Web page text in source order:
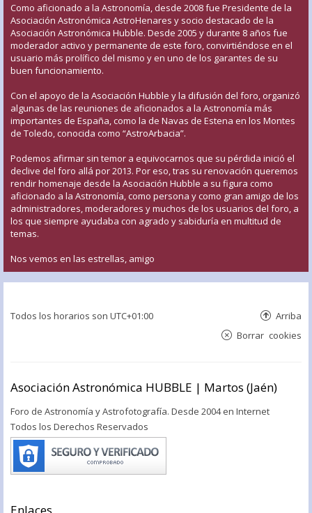
Como aficionado a la Astronomía, desde 2008 fue Presidente de la
Asociación Astronómica AstroHenares y socio destacado de la
Asociación Astronómica Hubble. Desde 2005 y durante 8 años fue
moderador activo y permanente de este foro, convirtiéndose en el
usuario más prolífico del mismo y en uno de los garantes de su
buen funcionamiento.
Con el apoyo de la Asociación Hubble y la difusión del foro, organizó
algunas de las reuniones de aficionados a la Astronomía más
importantes de España, como la de Navas de Estena en los Montes
de Toledo, conocida como “AstroArbacia”.
Podemos afirmar sin temor a equivocarnos que su pérdida inició el
declive del foro allá por 2013. Por eso, tras su renovación queremos
rendir homenaje desde la Asociación Hubble a su figura como
aficionado a la Astronomía, como persona y como gran amigo de los
administradores, moderadores y muchos de los usuarios del foro, a
los que siempre ayudaba con agrado y sabiduría en multitud de
temas.
Nos vemos en las estrellas, amigo
Todos los horarios son UTC+01:00 Arriba
Borrar cookies
Asociación Astronómica HUBBLE | Martos (Jaén)
Foro de Astronomía y Astrofotografía. Desde 2004 en Internet
Todos los Derechos Reservados